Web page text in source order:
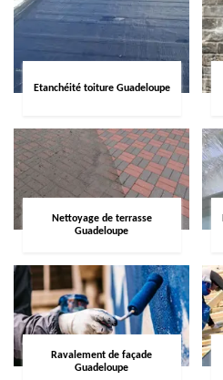
Etanchéité toiture Guadeloupe
Nettoyage de terrasse
Guadeloupe
Ravalement de façade
Guadeloupe